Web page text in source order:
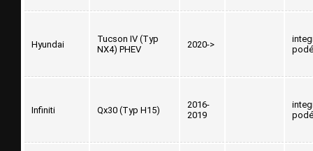
Hyundai
Tucson IV (Typ
NX4) PHEV
2020->
Infiniti Qx30 (Typ H15)
2016-
2019